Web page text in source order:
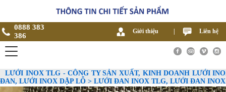
0888 383
386
Giới thiệu Liên hệ
LƯỚI INOX TLG - CÔNG TY SẢN XUẤT, KINH DOANH LƯỚI
ĐAN, LƯỚI INOX DẬP LỖ > LƯỚI ĐAN INOX TLG, LƯỚI ĐAN